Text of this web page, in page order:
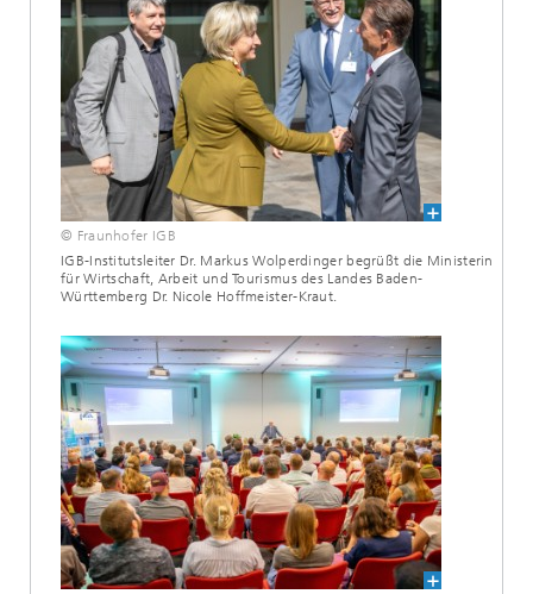
© Fraunhofer IGB
IGB-Institutsleiter Dr. Markus Wolperdinger begrüßt die Ministerin
für Wirtschaft, Arbeit und Tourismus des Landes Baden-
Württemberg Dr. Nicole Hoffmeister-Kraut.